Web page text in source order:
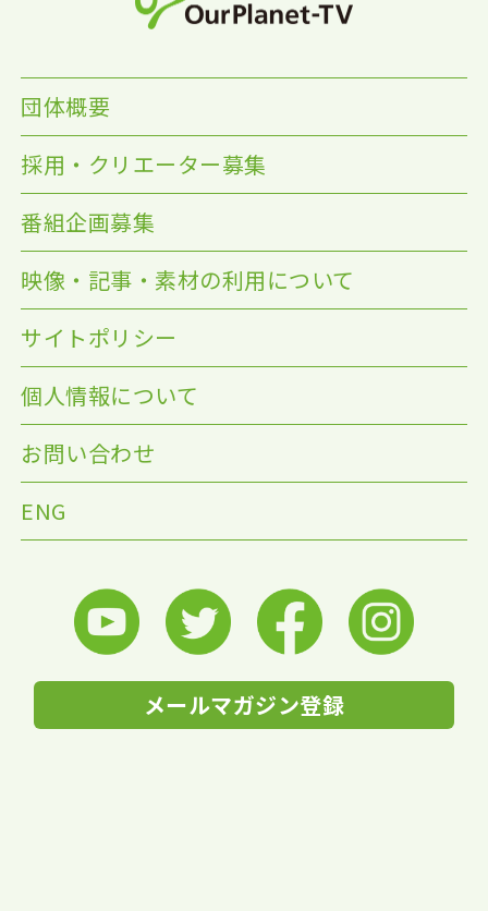
団体概要
採用・クリエーター募集
番組企画募集
映像・記事・素材の利用について
サイトポリシー
個人情報について
お問い合わせ
ENG
メールマガジン登録